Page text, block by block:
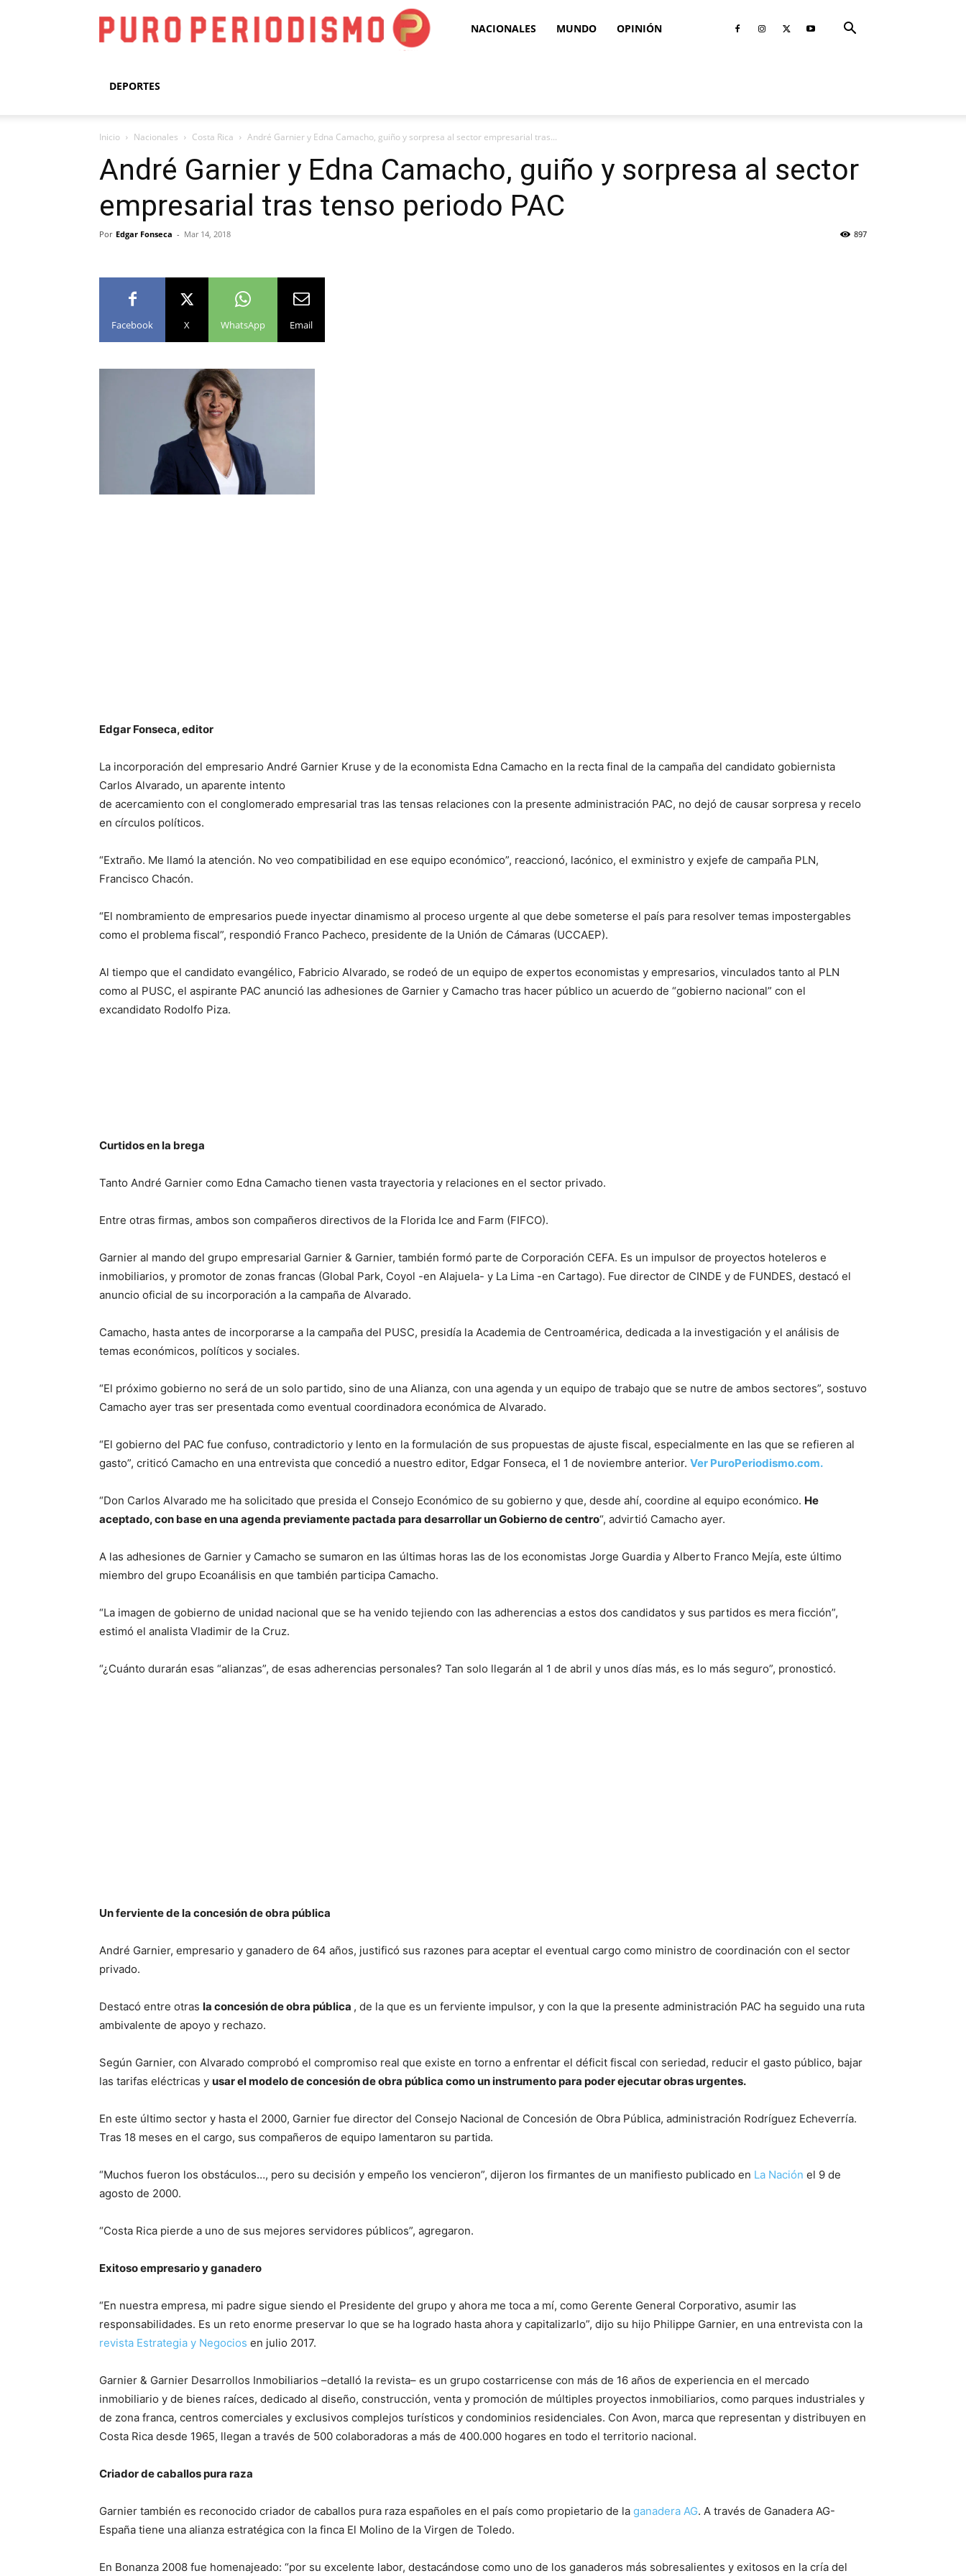
Puro NACIONALES MUNDO OPINIÓN
DEPORTES
Inicio Nacionales Costa Rica André Garnier y Edna Camacho, guiño y sorpresa al sector empresarial tras...
André Garnier y Edna Camacho, guiño y sorpresa al sector
empresarial tras tenso periodo PAC
Por Edgar Fonseca - Mar 14, 2018 897
Facebook X WhatsApp Email
Edgar Fonseca, editor
La incorporación del empresario André Garnier Kruse y de la economista Edna Camacho en la recta final de la campaña del candidato gobiernista
Carlos Alvarado, un aparente intento
de acercamiento con el conglomerado empresarial tras las tensas relaciones con la presente administración PAC, no dejó de causar sorpresa y recelo
en círculos políticos.
“Extraño. Me llamó la atención. No veo compatibilidad en ese equipo económico”, reaccionó, lacónico, el exministro y exjefe de campaña PLN,
Francisco Chacón.
“El nombramiento de empresarios puede inyectar dinamismo al proceso urgente al que debe someterse el país para resolver temas impostergables
como el problema fiscal”, respondió Franco Pacheco, presidente de la Unión de Cámaras (UCCAEP).
Al tiempo que el candidato evangélico, Fabricio Alvarado, se rodeó de un equipo de expertos economistas y empresarios, vinculados tanto al PLN
como al PUSC, el aspirante PAC anunció las adhesiones de Garnier y Camacho tras hacer público un acuerdo de “gobierno nacional” con el
excandidato Rodolfo Piza.
Curtidos en la brega
Tanto André Garnier como Edna Camacho tienen vasta trayectoria y relaciones en el sector privado.
Entre otras firmas, ambos son compañeros directivos de la Florida Ice and Farm (FIFCO).
Garnier al mando del grupo empresarial Garnier & Garnier, también formó parte de Corporación CEFA. Es un impulsor de proyectos hoteleros e
inmobiliarios, y promotor de zonas francas (Global Park, Coyol -en Alajuela- y La Lima -en Cartago). Fue director de CINDE y de FUNDES, destacó el
anuncio oficial de su incorporación a la campaña de Alvarado.
Camacho, hasta antes de incorporarse a la campaña del PUSC, presidía la Academia de Centroamérica, dedicada a la investigación y el análisis de
temas económicos, políticos y sociales.
“El próximo gobierno no será de un solo partido, sino de una Alianza, con una agenda y un equipo de trabajo que se nutre de ambos sectores”, sostuvo
Camacho ayer tras ser presentada como eventual coordinadora económica de Alvarado.
“El gobierno del PAC fue confuso, contradictorio y lento en la formulación de sus propuestas de ajuste fiscal, especialmente en las que se refieren al
gasto”, criticó Camacho en una entrevista que concedió a nuestro editor, Edgar Fonseca, el 1 de noviembre anterior. Ver PuroPeriodismo.com.
“Don Carlos Alvarado me ha solicitado que presida el Consejo Económico de su gobierno y que, desde ahí, coordine al equipo económico. He
aceptado, con base en una agenda previamente pactada para desarrollar un Gobierno de centro“, advirtió Camacho ayer.
A las adhesiones de Garnier y Camacho se sumaron en las últimas horas las de los economistas Jorge Guardia y Alberto Franco Mejía, este último
miembro del grupo Ecoanálisis en que también participa Camacho.
“La imagen de gobierno de unidad nacional que se ha venido tejiendo con las adherencias a estos dos candidatos y sus partidos es mera ficción”,
estimó el analista Vladimir de la Cruz.
“¿Cuánto durarán esas “alianzas”, de esas adherencias personales? Tan solo llegarán al 1 de abril y unos días más, es lo más seguro”, pronosticó.
Un ferviente de la concesión de obra pública
André Garnier, empresario y ganadero de 64 años, justificó sus razones para aceptar el eventual cargo como ministro de coordinación con el sector
privado.
Destacó entre otras la concesión de obra pública , de la que es un ferviente impulsor, y con la que la presente administración PAC ha seguido una ruta
ambivalente de apoyo y rechazo.
Según Garnier, con Alvarado comprobó el compromiso real que existe en torno a enfrentar el déficit fiscal con seriedad, reducir el gasto público, bajar
las tarifas eléctricas y usar el modelo de concesión de obra pública como un instrumento para poder ejecutar obras urgentes.
En este último sector y hasta el 2000, Garnier fue director del Consejo Nacional de Concesión de Obra Pública, administración Rodríguez Echeverría.
Tras 18 meses en el cargo, sus compañeros de equipo lamentaron su partida.
“Muchos fueron los obstáculos…, pero su decisión y empeño los vencieron”, dijeron los firmantes de un manifiesto publicado en La Nación el 9 de
agosto de 2000.
“Costa Rica pierde a uno de sus mejores servidores públicos”, agregaron.
Exitoso empresario y ganadero
“En nuestra empresa, mi padre sigue siendo el Presidente del grupo y ahora me toca a mí, como Gerente General Corporativo, asumir las
responsabilidades. Es un reto enorme preservar lo que se ha logrado hasta ahora y capitalizarlo”, dijo su hijo Philippe Garnier, en una entrevista con la
revista Estrategia y Negocios en julio 2017.
Garnier & Garnier Desarrollos Inmobiliarios –detalló la revista– es un grupo costarricense con más de 16 años de experiencia en el mercado
inmobiliario y de bienes raíces, dedicado al diseño, construcción, venta y promoción de múltiples proyectos inmobiliarios, como parques industriales y
de zona franca, centros comerciales y exclusivos complejos turísticos y condominios residenciales. Con Avon, marca que representan y distribuyen en
Costa Rica desde 1965, llegan a través de 500 colaboradoras a más de 400.000 hogares en todo el territorio nacional.
Criador de caballos pura raza
Garnier también es reconocido criador de caballos pura raza españoles en el país como propietario de la ganadera AG. A través de Ganadera AG-
España tiene una alianza estratégica con la finca El Molino de la Virgen de Toledo.
En Bonanza 2008 fue homenajeado: “por su excelente labor, destacándose como uno de los ganaderos más sobresalientes y exitosos en la cría del